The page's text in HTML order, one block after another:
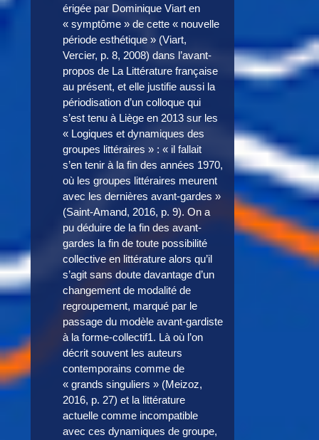
érigée par Dominique Viart en
« symptôme » de cette « nouvelle
période esthétique » (Viart,
Vercier, p. 8, 2008) dans l’avant-
propos de La Littérature française
au présent, et elle justifie aussi la
périodisation d’un colloque qui
s’est tenu à Liège en 2013 sur les
« Logiques et dynamiques des
groupes littéraires » : « il fallait
s’en tenir à la fin des années 1970,
où les groupes littéraires meurent
avec les dernières avant-gardes »
(Saint-Amand, 2016, p. 9). On a
pu déduire de la fin des avant-
gardes la fin de toute possibilité
collective en littérature alors qu’il
s’agit sans doute davantage d’un
changement de modalité de
regroupement, marqué par le
passage du modèle avant-gardiste
à la forme-collectif1. Là où l’on
décrit souvent les auteurs
contemporains comme de
« grands singuliers » (Meizoz,
2016, p. 27) et la littérature
actuelle comme incompatible
avec ces dynamiques de groupe,